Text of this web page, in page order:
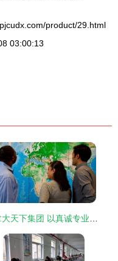
product/29.html
03:00:13